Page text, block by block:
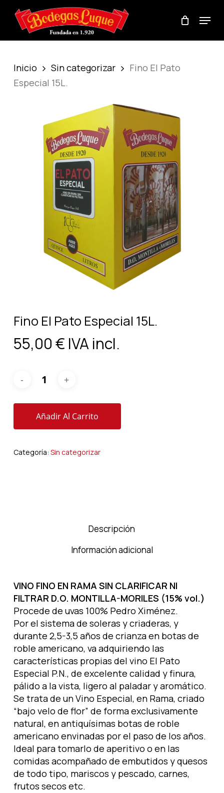
main
content
Menu
Cart Close
Inicio Sin categorizar
Fino El Pato
Especial 15L.
Fino El Pato Especial 15L.
55,00€ IVA incl.
Añadir Al Carrito
Categoría: Sin categorizar
Descripción
Información adicional
VINO FINO EN RAMA SIN CLARIFICAR NI
FILTRAR D.O. MONTILLA-MORILES (15% vol.)
Procede de uvas 100% Pedro Ximénez.
Por el sistema de soleras y criaderas, y
durante 2,5-3,5 años de crianza en botas de
roble americano, va adquiriendo las
características propias del vino El Pato
Especial P.N., de excelente calidad y finura,
pálido a la vista, ligero al paladar y aromático.
Se trata de un Vino Especial, en Rama, criado
“bajo velo de flor” de forma exclusivamente
natural, en antiquísimas botas de roble
americano envinadas por el paso de los años.
Ideal para tomarlo de aperitivo o en las
comidas acompañado de embutidos y quesos
de todo tipo, mariscos y pescado, carnes,
frutos secos etc.